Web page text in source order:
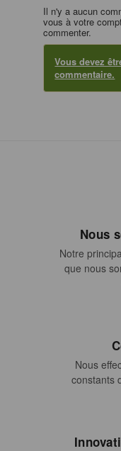
Il n'y a aucun
vous à votre
commenter.
Vous devez
commentaire.
Nous
Notre
que nous
Nous
constants